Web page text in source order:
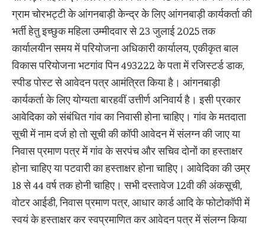
ग्राम चोरभट्टी के आंगनबाड़ी केन्द्र के लिए आंगनबाड़ी कार्यकर्ता की
भर्ती हेतु इच्छुक महिला उम्मीदवार से 23 जुलाई 2025 तक
कार्यालयीन समय में परियोजना अधिकारी कार्यालय, एकीकृत बाल
विकास परियोजना भटगांव पिन 493222 के पता में रजिस्टर्ड डाक,
स्पीड पोस्ट से आवेदन पत्र आमंत्रित किया है। आंगनबाड़ी
कार्यकर्ता के लिए योग्यता बारहवीं उत्तीर्ण अनिवार्य है। इसी प्रकार
आवेदिका को संबंधित गांव का निवासी होना चाहिए। गांव के मतदाता
सूची में नाम दर्ज हो तो सूची की कॉपी आवेदन में संलग्न की जाए या
निवास प्रमाण पत्र में गांव के सरपंच और सचिव दोनों का हस्ताक्षर
होना चाहिए या पटवारी का हस्ताक्षर होना चाहिए। आवेदिका की उम्र
18 से 44 वर्ष तक होनी चाहिए। सभी दस्तावेज 12वी की अंकसूची,
वोटर आईडी, निवास प्रमाण पत्र, आधार कार्ड आदि के फोटोकॉपी में
स्वयं के हस्ताक्षर कर स्वप्रमाणित कर आवेदन पत्र में संलग्न किया